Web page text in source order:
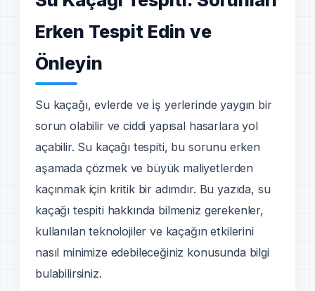
Erken Tespit Edin ve
Önleyin
Su kaçağı, evlerde ve i̇ş yerlerinde yaygın bir
sorun olabilir ve ciddi yapısal hasarlara yol
açabilir. Su kaçağı tespiti, bu sorunu erken
aşamada çözmek ve büyük maliyetlerden
kaçınmak için kritik bir adımdır. Bu yazıda, su
kaçağı tespiti hakkında bilmeniz gerekenler,
kullanılan teknolojiler ve kaçağın etkilerini
nasıl minimize edebileceğiniz konusunda bilgi
bulabilirsiniz.